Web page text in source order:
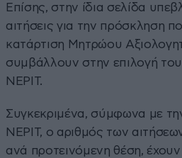
Επίσης, στην ίδια σελίδα
αιτήσεις για την πρόσκληση
κατάρτιση Μητρώου
συμβάλλουν στην επιλογή
ΝΕΡΙΤ.
Συγκεκριμένα, σύμφωνα με
ΝΕΡΙΤ, ο αριθμός των
ανά προτεινόμενη θέση,